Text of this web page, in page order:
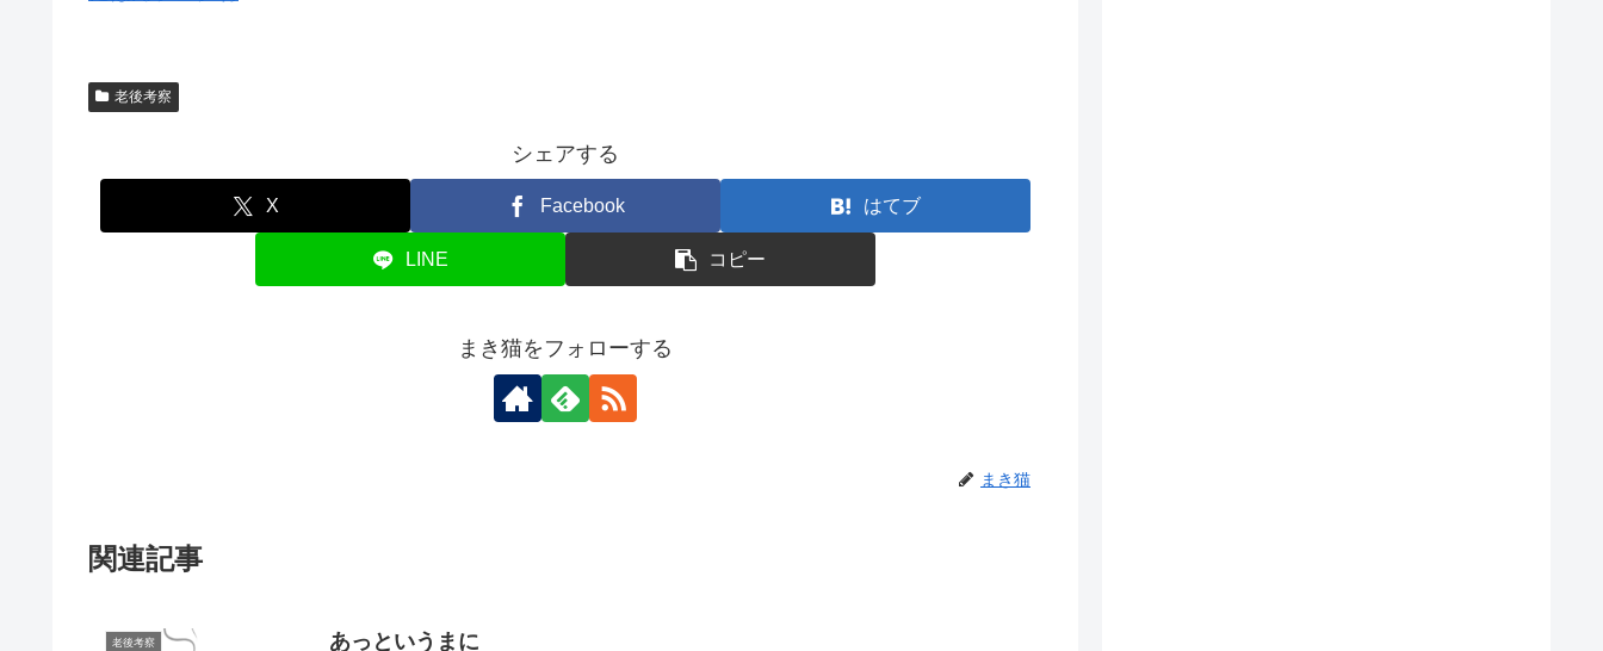
老後考察
シェアする
X Facebook はてブ
LINE コピー
まき猫をフォローする
まき猫
関連記事
老後考察 あっというまに